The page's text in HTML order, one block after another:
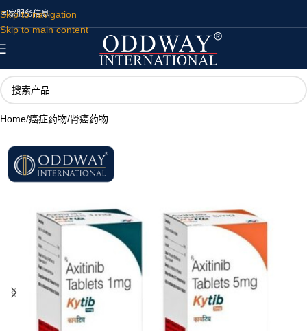
Skip to navigation
Skip to main content
国家服务信息
Home/癌症药物/肾癌药物